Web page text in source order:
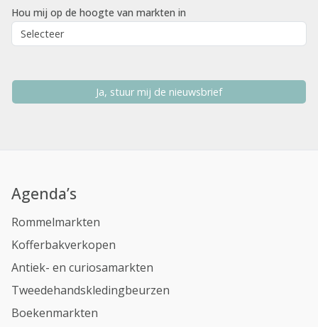
Hou mij op de hoogte van markten in
Ja, stuur mij de nieuwsbrief
Agenda’s
Rommelmarkten
Kofferbakverkopen
Antiek- en curiosamarkten
Tweedehandskledingbeurzen
Boekenmarkten